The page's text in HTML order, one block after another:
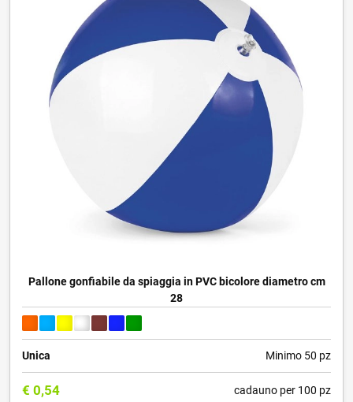
Pallone gonfiabile da spiaggia in PVC bicolore diametro cm
28
Unica Minimo 50 pz
€ 0,54 cadauno per 100 pz